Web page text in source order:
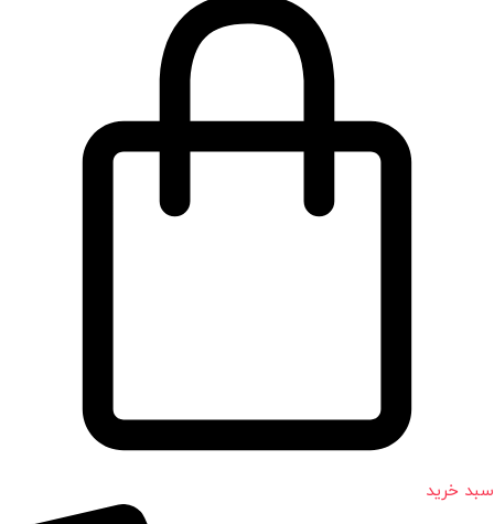
سبد خرید